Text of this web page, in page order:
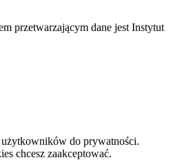
przetwarzającym dane jest Instytut
użytkowników do prywatności.
chcesz zaakceptować.